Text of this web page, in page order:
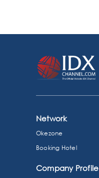
Network
Okezone
Booking Hotel
Company Profile